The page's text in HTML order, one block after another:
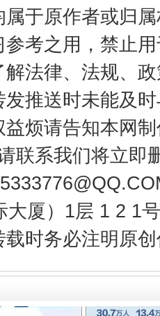
于原作者或归
考之用，禁止
法律、法规、
推送时未能及
烦请告知本网
联系我们将立即
大厦）1层 1 2 1
载时务必注明原
障
施 从